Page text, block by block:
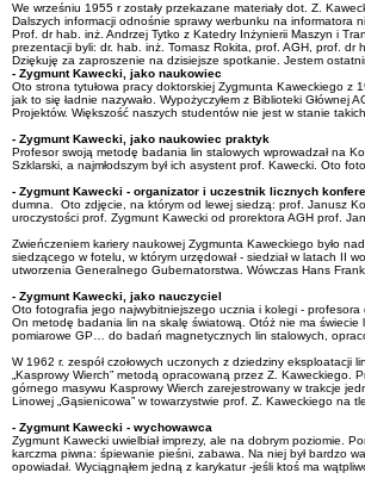
We wrześniu 1955 r zostały przekazane materiały dot. Z.
Dalszych informacji odnośnie sprawy werbunku na informatora
Prof. dr hab. inż. Andrzej Tytko z Katedry Inżynierii Maszyn i
prezentacji byli: dr. hab. inż. Tomasz Rokita, prof. AGH, prof. dr
Dziękuję za zaproszenie na dzisiejsze spotkanie. Jestem
- Zygmunt Kawecki, jako naukowiec
Oto strona tytułowa pracy doktorskiej Zygmunta Kaweckiego
jak to się ładnie nazywało. Wypożyczyłem z Biblioteki
Projektów. Większość naszych studentów nie jest w stanie
- Zygmunt Kawecki, jako naukowiec praktyk
Profesor swoją metodę badania lin stalowych wprowadzał na
Szklarski, a najmłodszym był ich asystent prof. Kawecki. Oto
- Zygmunt Kawecki - organizator i uczestnik licznych
dumna. Oto zdjęcie, na którym od lewej siedzą: prof. Janusz
uroczystości prof. Zygmunt Kawecki od prorektora AGH prof.
Zwieńczeniem kariery naukowej Zygmunta Kaweckiego było
siedzącego w fotelu, w którym urzędował - siedział w latach II
utworzenia Generalnego Gubernatorstwa. Wówczas Hans Frank
- Zygmunt Kawecki, jako nauczyciel
Oto fotografia jego najwybitniejszego ucznia i kolegi - profesora
On metodę badania lin na skalę światową. Otóż nie ma
pomiarowe GP… do badań magnetycznych lin stalowych,
W 1962 r. zespół czołowych uczonych z dziedziny
„Kasprowy Wierch” metodą opracowaną przez Z.
górnego masywu Kasprowy Wierch zarejestrowany w trakcje
Linowej „Gąsienicowa” w towarzystwie prof. Z. Kaweckiego na
- Zygmunt Kawecki - wychowawca
Zygmunt Kawecki uwielbiał imprezy, ale na dobrym poziomie.
karczma piwna: śpiewanie pieśni, zabawa. Na niej był bardzo
opowiadał. Wyciągnąłem jedną z karykatur -jeśli ktoś ma